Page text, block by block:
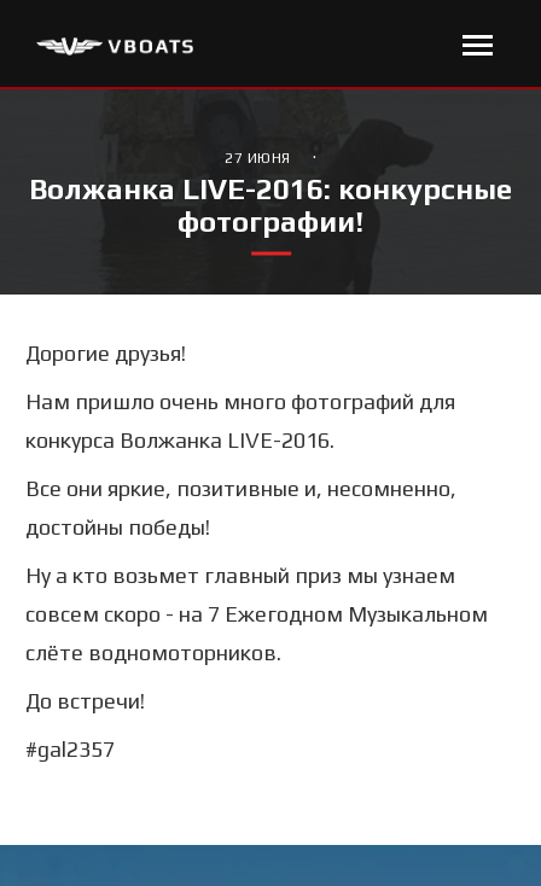
27 ИЮНЯ ·
Волжанка LIVE-2016: конкурсные
фотографии!
Дорогие друзья!
Нам пришло очень много фотографий для
конкурса Волжанка LIVE-2016.
Все они яркие, позитивные и, несомненно,
достойны победы!
Ну а кто возьмет главный приз мы узнаем
совсем скоро - на 7 Ежегодном Музыкальном
слёте водномоторников.
До встречи!
#gal2357